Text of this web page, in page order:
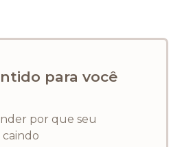
para você
por que seu
caindo